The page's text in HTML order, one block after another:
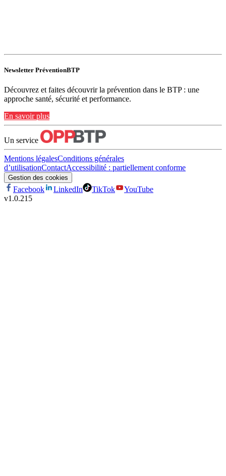
Newsletter PréventionBTP
Découvrez et faites découvrir la prévention dans le BTP : une
approche santé, sécurité et performance.
En savoir plus
Un service
Mentions légalesConditions générales
d’utilisationContactAccessibilité : partiellement conforme
Gestion des cookies
Facebook LinkedIn TikTok
YouTube
v1.0.215